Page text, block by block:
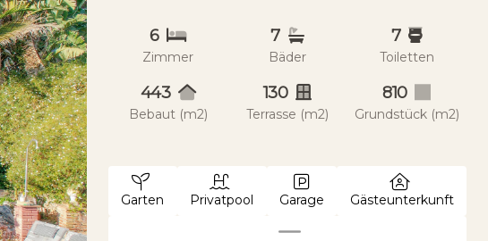
6
Zimmer
7
Bäder
7
Toiletten
443
Bebaut (m2)
130
Terrasse (m2)
810
Grundstück (m2)
Garten Privatpool Garage Gästeunterkunft